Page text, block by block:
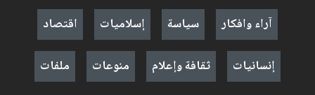
آراء وافكار
سياسة إسلاميات
اقتصاد
إنسانيات
ثقافة وإعلام منوعات ملفات